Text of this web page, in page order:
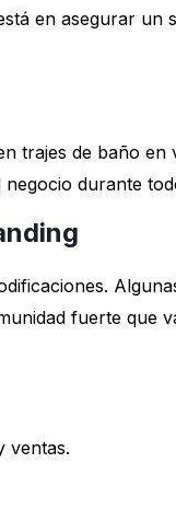
en asegurar un
trajes de baño en
durante
fuerte que
ventas.